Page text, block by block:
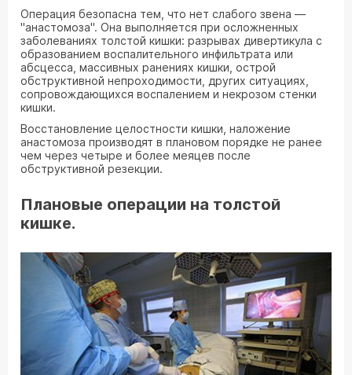
Операция безопасна тем, что нет слабого звена —
"анастомоза". Она выполняется при осложненных
заболеваниях толстой кишки: разрывах дивертикула с
образованием воспалительного инфильтрата или
абсцесса, массивных ранениях кишки, острой
обструктивной непроходимости, других ситуациях,
сопровождающихся воспалением и некрозом стенки
кишки.
Восстановление целостности кишки, наложение
анастомоза производят в плановом порядке не ранее
чем через четыре и более меяцев после
обструктивной резекции.
Плановые операции на толстой
кишке.